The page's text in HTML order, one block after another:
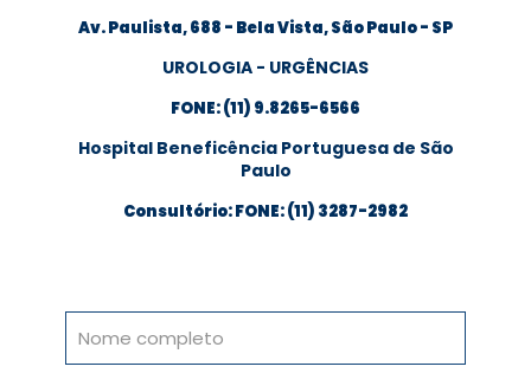
Av. Paulista, 688 - Bela Vista, São Paulo - SP
UROLOGIA - URGÊNCIAS
FONE: (11) 9.8265-6566
Hospital Beneficência Portuguesa de São
Paulo
Consultório: FONE: (11) 3287-2982